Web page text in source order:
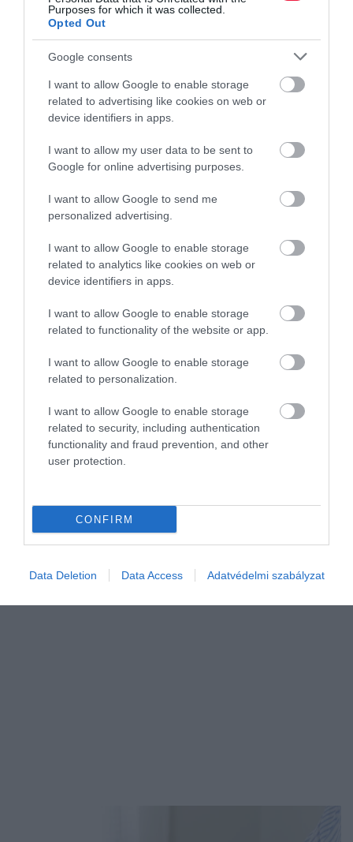
Purposes for which it was collected.
Opted Out
Google consents
I want to allow Google to enable storage
related to advertising like cookies on web or
device identifiers in apps.
I want to allow my user data to be sent to
Google for online advertising purposes.
I want to allow Google to send me
personalized advertising.
I want to allow Google to enable storage
related to analytics like cookies on web or
device identifiers in apps.
I want to allow Google to enable storage
related to functionality of the website or app.
I want to allow Google to enable storage
related to personalization.
I want to allow Google to enable storage
related to security, including authentication
functionality and fraud prevention, and other
user protection.
CONFIRM
Data Deletion Data Access Adatvédelmi szabályzat
INNOVÁCIÓ
A világ legújabb csodája? Itt épülhet fel Európa
szuperokos látványossága
A hollandiai Rotterdam eddig sem a visszafogott építészetéről volt
híres, a következő nagy dobása azonban még a város szokatlan
látványosságai közül is kitűnhet. A Maas folyó partjára egy 30